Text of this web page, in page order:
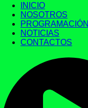
INICIO
NOSOTROS
PROGRAMACIÓN
NOTICIAS
CONTACTOS